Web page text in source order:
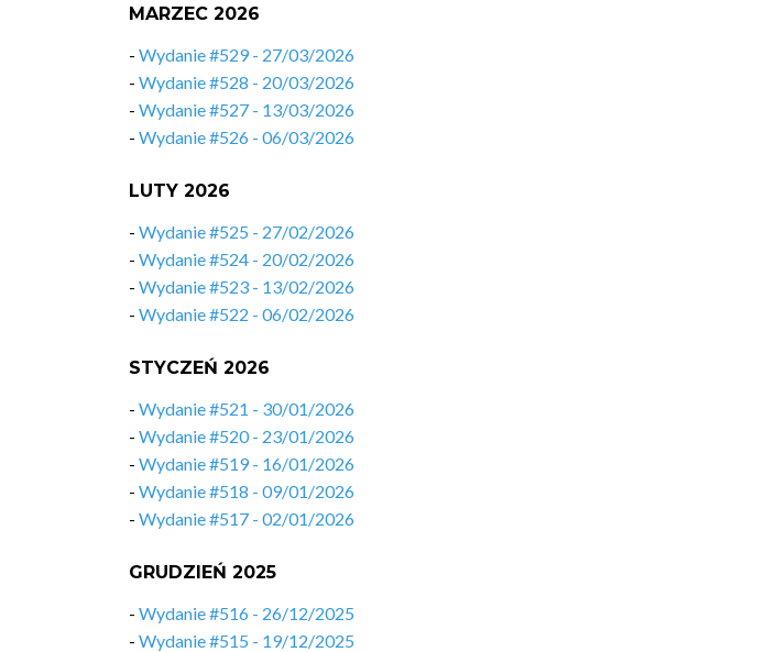
MARZEC 2026
- Wydanie #529 - 27/03/2026
- Wydanie #528 - 20/03/2026
- Wydanie #527 - 13/03/2026
- Wydanie #526 - 06/03/2026
LUTY 2026
- Wydanie #525 - 27/02/2026
- Wydanie #524 - 20/02/2026
- Wydanie #523 - 13/02/2026
- Wydanie #522 - 06/02/2026
STYCZEŃ 2026
- Wydanie #521 - 30/01/2026
- Wydanie #520 - 23/01/2026
- Wydanie #519 - 16/01/2026
- Wydanie #518 - 09/01/2026
- Wydanie #517 - 02/01/2026
GRUDZIEŃ 2025
- Wydanie #516 - 26/12/2025
- Wydanie #515 - 19/12/2025